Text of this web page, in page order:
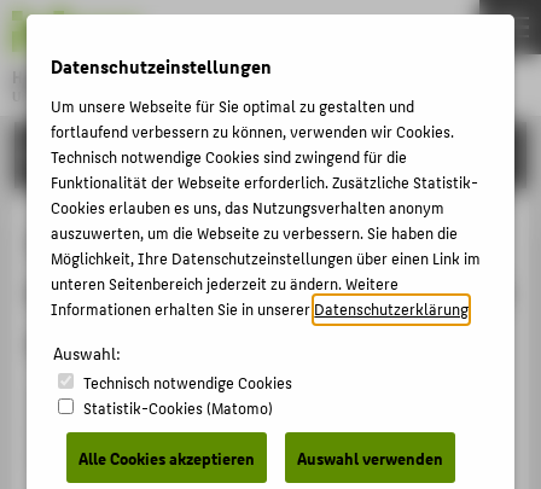
Hochschule für Technik und Wirtschaft Berlin
University of Applied Sciences
Menu
FORSCHUNG
Interaktive und automatisch
bewertete Programmierübungen mit
dem Virtual Programming Lab (VPL)
Veranstaltungsbeitrag › Interaktive und automatisch
bewertete Programmierübungen mit dem Virtual
Programming Lab (VPL) › 2023
THEMEN
HOCHSCHULE
CAMPUS
STUDIUM
LEHRE
KARRIERE
INTERNATIONAL
Datenschutzeinstellungen
Um unsere Webseite für Sie optimal zu gestalten und
fortlaufend verbessern zu können, verwenden wir Cookies.
Technisch notwendige Cookies sind zwingend für die
Funktionalität der Webseite erforderlich. Zusätzliche Statistik-
Cookies erlauben es uns, das Nutzungsverhalten anonym
auszuwerten, um die Webseite zu verbessern. Sie haben die
Möglichkeit, Ihre Datenschutzeinstellungen über einen Link im
unteren Seitenbereich jederzeit zu ändern. Weitere
Informationen erhalten Sie in unsererDatenschutzerklärung
Auswahl:
Technisch notwendige Cookies
Statistik-Cookies (Matomo)
Alle Cookies akzeptieren Auswahl verwenden